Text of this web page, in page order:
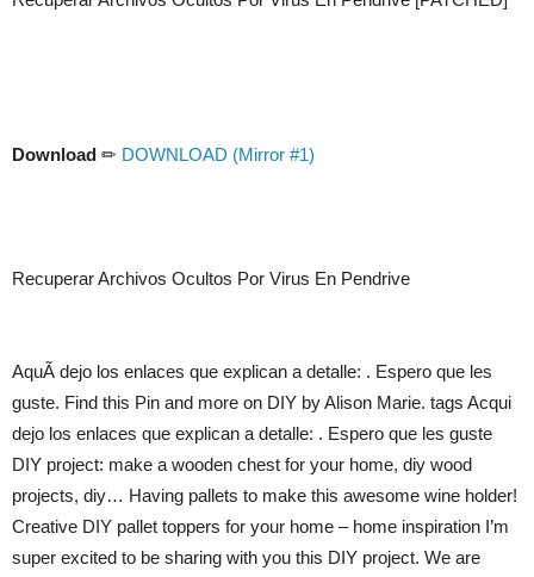
Download ✏ DOWNLOAD (Mirror #1)
Recuperar Archivos Ocultos Por Virus En Pendrive
AquÃ­ dejo los enlaces que explican a detalle: . Espero que les
guste. Find this Pin and more on DIY by Alison Marie. tags Acqui
dejo los enlaces que explican a detalle: . Espero que les guste
DIY project: make a wooden chest for your home, diy wood
projects, diy… Having pallets to make this awesome wine holder!
Creative DIY pallet toppers for your home – home inspiration I’m
super excited to be sharing with you this DIY project. We are